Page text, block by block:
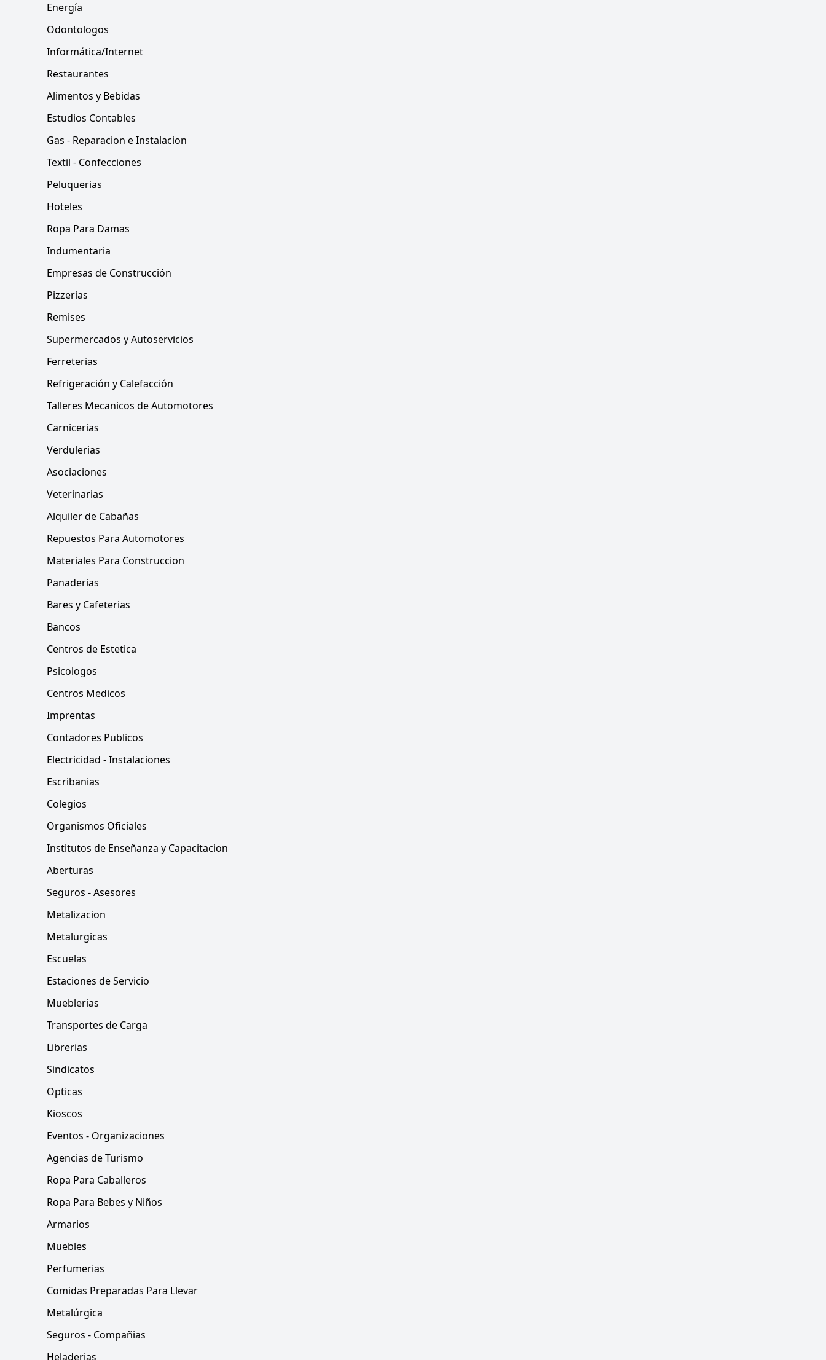
Energía
Odontologos
Informática/Internet
Restaurantes
Alimentos y Bebidas
Estudios Contables
Gas - Reparacion e Instalacion
Textil - Confecciones
Peluquerias
Hoteles
Ropa Para Damas
Indumentaria
Empresas de Construcción
Pizzerias
Remises
Supermercados y Autoservicios
Ferreterias
Refrigeración y Calefacción
Talleres Mecanicos de Automotores
Carnicerias
Verdulerias
Asociaciones
Veterinarias
Alquiler de Cabañas
Repuestos Para Automotores
Materiales Para Construccion
Panaderias
Bares y Cafeterias
Bancos
Centros de Estetica
Psicologos
Centros Medicos
Imprentas
Contadores Publicos
Electricidad - Instalaciones
Escribanias
Colegios
Organismos Oficiales
Institutos de Enseñanza y Capacitacion
Aberturas
Seguros - Asesores
Metalizacion
Metalurgicas
Escuelas
Estaciones de Servicio
Mueblerias
Transportes de Carga
Librerias
Sindicatos
Opticas
Kioscos
Eventos - Organizaciones
Agencias de Turismo
Ropa Para Caballeros
Ropa Para Bebes y Niños
Armarios
Muebles
Perfumerias
Comidas Preparadas Para Llevar
Metalúrgica
Seguros - Compañias
Heladerias